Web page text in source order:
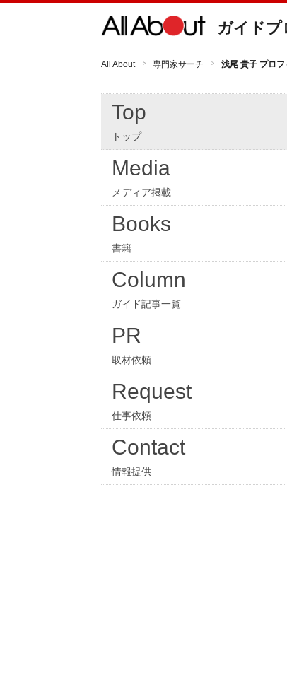
ガイドプ
All About 専門家サーチ 浅尾 貴子 プロ
Top
トップ
Media
メディア掲載
Books
書籍
Column
ガイド記事一覧
PR
取材依頼
Request
仕事依頼
Contact
情報提供